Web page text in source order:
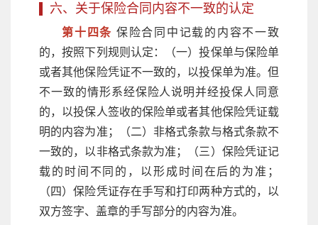
六、关于保险合同内容不一致的认定
第十四条 保险合同中记载的内容不一致
的，按照下列规则认定：（一）投保单与保险单
或者其他保险凭证不一致的，以投保单为准。但
不一致的情形系经保险人说明并经投保人同意
的，以投保人签收的保险单或者其他保险凭证载
明的内容为准；（二）非格式条款与格式条款不
一致的，以非格式条款为准；（三）保险凭证记
载的时间不同的，以形成时间在后的为准；
（四）保险凭证存在手写和打印两种方式的，以
双方签字、盖章的手写部分的内容为准。